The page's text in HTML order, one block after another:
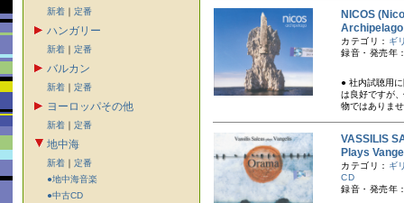
新着 ｜ 定番
ハンガリー
新着 ｜ 定番
バルカン
新着 ｜ 定番
ヨーロッパその他
新着 ｜ 定番
地中海
新着 ｜ 定番
●地中海音楽
●中古CD
NICOS
カテゴリ： ギ
録音・発売年
● 社内試聴用
は良好ですが
物ではありま
VASSILIS
Plays
カテゴリ： ギ
CD
録音・発売年